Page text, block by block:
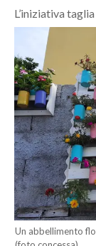
NUORO E
OGLIASTRA
AGENDA
CRONACA
ITALIA
MONDO
POLITICA
ECONOMIA
SERVIZI ALLE
L’iniziativa
Un abbellimento